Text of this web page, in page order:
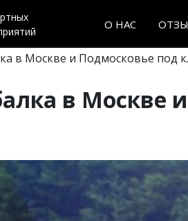
О НАС
в Москве и Подмосковье под
в Москве